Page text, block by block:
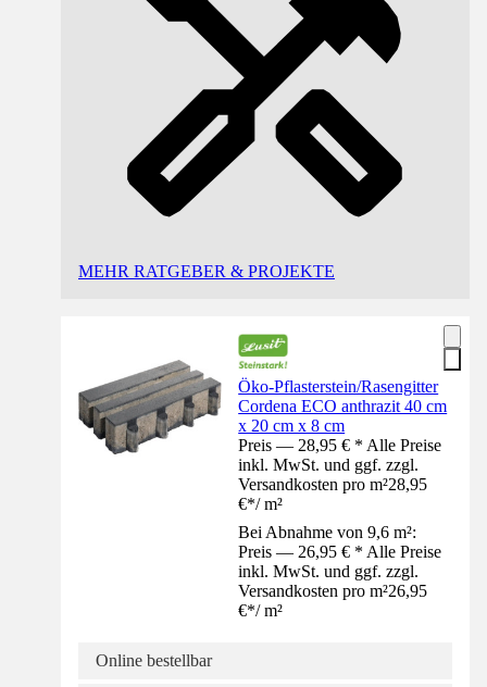
MEHR RATGEBER & PROJEKTE
Öko-Pflasterstein/Rasengitter
Cordena ECO anthrazit 40 cm
x 20 cm x 8 cm
Preis — 28,95 € * Alle Preise
inkl. MwSt. und ggf. zzgl.
Versandkosten pro m²28,95
€*/ m²
Bei Abnahme von 9,6 m²:
Preis — 26,95 € * Alle Preise
inkl. MwSt. und ggf. zzgl.
Versandkosten pro m²26,95
€*/ m²
Online bestellbar